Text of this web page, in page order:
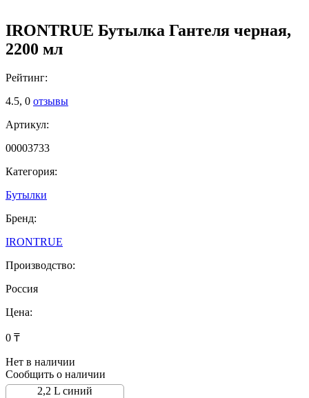
IRONTRUE Бутылка Гантеля черная,
2200 мл
Рейтинг:
4.5, 0 отзывы
Артикул:
00003733
Категория:
Бутылки
Бренд:
IRONTRUE
Производство:
Россия
Цена:
0 ₸
Нет в наличии
Сообщить о наличии
2,2 L синий